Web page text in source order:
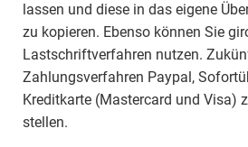
lassen und diese in das eigene
zu kopieren. Ebenso können Sie
Lastschriftverfahren nutzen.
Zahlungsverfahren Paypal,
Kreditkarte (Mastercard und Visa)
stellen.